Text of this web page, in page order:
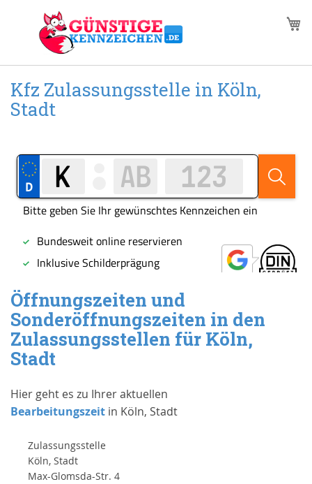
springen
Kfz Zulassungsstelle in Köln,
Stadt
Öffnungszeiten und
Sonderöffnungszeiten in den
Zulassungsstellen für Köln,
Stadt
Hier geht es zu Ihrer aktuellen
Bearbeitungszeit in Köln, Stadt
Zulassungsstelle
Köln, Stadt
Max-Glomsda-Str. 4